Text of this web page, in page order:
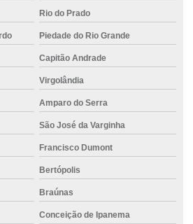
Rio do Prado
Piedade do Rio Grande
Capitão Andrade
Virgolândia
Amparo do Serra
São José da Varginha
Francisco Dumont
Bertópolis
Braúnas
Conceição de Ipanema